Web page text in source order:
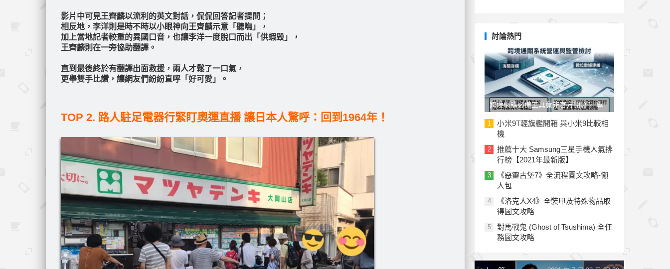
影片中可見王齊麟以流利的英文對話，侃侃回答記者提問；
相反地，李洋則是時不時以小眼神向王齊麟示意「聽嘸」，
加上當地記者較重的異國口音，也讓李洋一度脫口而出「供蝦毀」，
王齊麟則在一旁協助翻譯。
直到最後終於有翻譯出面救援，兩人才鬆了一口氣，
更舉雙手比讚，讓網友們紛紛直呼「好可愛」。
TOP 2. 路人駐足電器行緊盯奧運直播 讓日本人驚呼：回到1964年！
討論熱門
跨境網購必備工具竟非官方開發？ 專
家與民代質疑「EZ WAY 易利委」曝三
大治理漏洞
1
小米9T輕旗艦開箱 與小米9比較相
機
2
推薦十大 Samsung三星手機人氣排
行榜【2021年最新版】
3
《惡靈古堡7》全流程圖文攻略-懶
人包
4
《洛克人X4》全裝甲及特殊物品取
得圖文攻略
5
對馬戰鬼 (Ghost of Tsushima) 全任
務圖文攻略